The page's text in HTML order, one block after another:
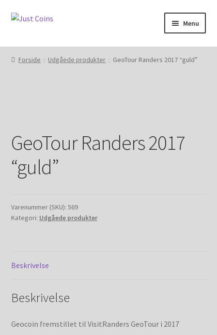
Spring
Spring
Menu
Forside
Forsendelse
Handelsbetingelser og privatlivspolitik
Udgåede produkter
Forside Udgåede produkter GeoTour Randers 2017 “guld”
GeoTour Randers 2017
“guld”
Varenummer (SKU): 569
Kategori: Udgåede produkter
Beskrivelse
Beskrivelse
Geocoin fremstillet til VisitRanders GeoTour i 2017